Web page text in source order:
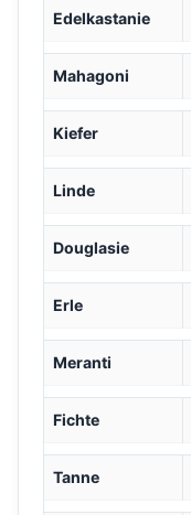
Edelkastanie
Mahagoni
Kiefer
Linde
Douglasie
Erle
Meranti
Fichte
Tanne